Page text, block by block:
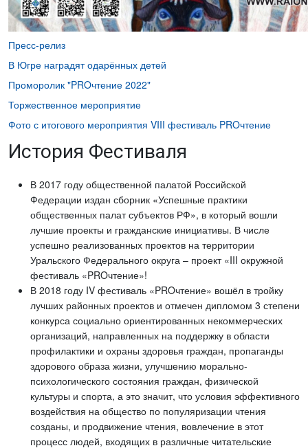
Пресс-релиз
В Югре наградят одарённых детей
Проморолик "PROчтение 2022"
Торжественное мероприятие
Фото с итогового мероприятия VIII фестиваль PROчтение
История Фестиваля
В 2017 году общественной палатой Российской
Федерации издан сборник «Успешные практики
общественных палат субъектов РФ», в который вошли
лучшие проекты и гражданские инициативы. В числе
успешно реализованных проектов на территории
Уральского Федерального округа – проект «III окружной
фестиваль «PROчтение»!
В 2018 году IV фестиваль «PROчтение» вошёл в тройку
лучших районных проектов и отмечен дипломом 3 степени
конкурса социально ориентированных некоммерческих
организаций, направленных на поддержку в области
профилактики и охраны здоровья граждан, пропаганды
здорового образа жизни, улучшению морально-
психологического состояния граждан, физической
культуры и спорта, а это значит, что условия эффективного
воздействия на общество по популяризации чтения
созданы, и продвижение чтения, вовлечение в этот
процесс людей, входящих в различные читательские